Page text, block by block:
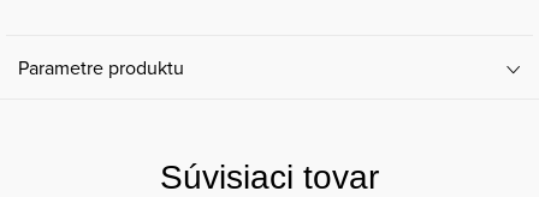
Parametre produktu
Súvisiaci tovar